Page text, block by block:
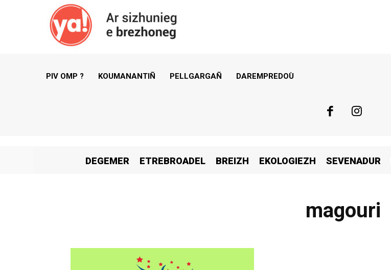
PIV OMP ? KOUMANANTIÑ PELLGARGAÑ DAREMPREDOÙ
DEGEMER ETREBROADEL BREIZH EKOLOGIEZH SEVENADUR
magouri